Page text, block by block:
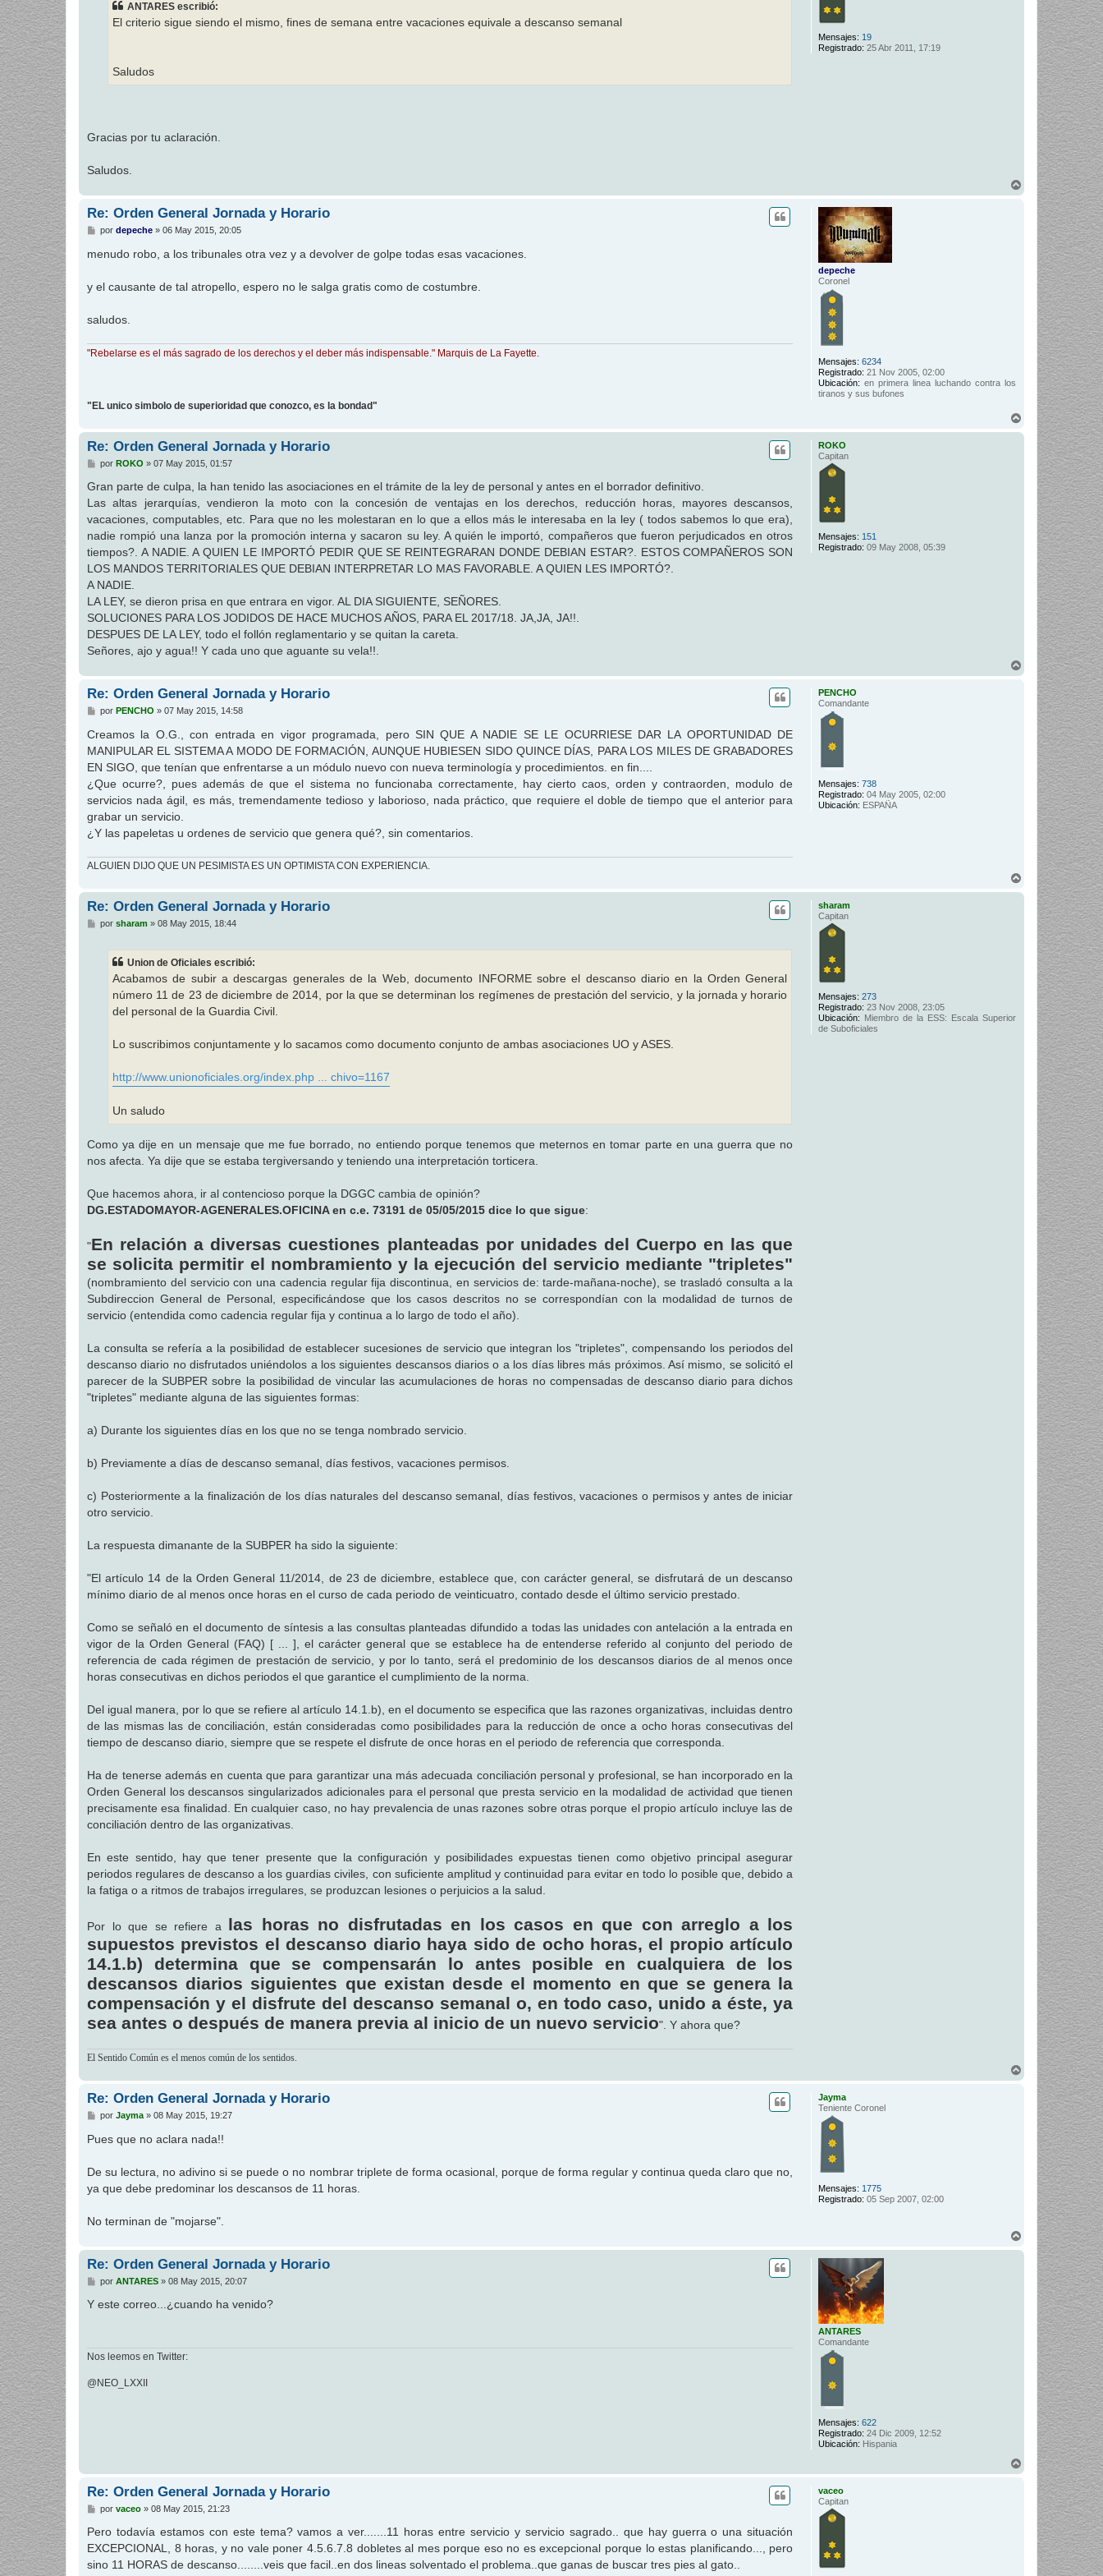
Mensajes: 19
Registrado: 25 Abr 2011, 17:19
ANTARES escribió:
El criterio sigue siendo el mismo, fines de semana entre vacaciones equivale a descanso semanal
Saludos
Gracias por tu aclaración.
Saludos.
depeche
Coronel
Mensajes: 6234
Registrado: 21 Nov 2005, 02:00
Ubicación: en primera linea luchando contra los
tiranos y sus bufones
Re: Orden General Jornada y Horario
M
n
j
e
por depeche» 06 May 2015, 20:05
menudo robo, a los tribunales otra vez y a devolver de golpe todas esas vacaciones.
y el causante de tal atropello, espero no le salga gratis como de costumbre.
saludos.
"Rebelarse es el más sagrado de los derechos y el deber más indispensable." Marquis de La Fayette.
"EL unico simbolo de superioridad que conozco, es la bondad"
ROKO
Capitan
Mensajes: 151
Registrado: 09 May 2008, 05:39
Re: Orden General Jornada y Horario
M
n
a
j
e
por ROKO » 07 May 2015, 01:57
Gran parte de culpa, la han tenido las asociaciones en el trámite de la ley de personal y antes en el borrador definitivo.
Las altas jerarquías, vendieron la moto con la concesión de ventajas en los derechos, reducción horas, mayores descansos,
vacaciones, computables, etc. Para que no les molestaran en lo que a ellos más le interesaba en la ley ( todos sabemos lo que era),
nadie rompió una lanza por la promoción interna y sacaron su ley. A quién le importó, compañeros que fueron perjudicados en otros
tiempos?. A NADIE. A QUIEN LE IMPORTÓ PEDIR QUE SE REINTEGRARAN DONDE DEBIAN ESTAR?. ESTOS COMPAÑEROS SON
LOS MANDOS TERRITORIALES QUE DEBIAN INTERPRETAR LO MAS FAVORABLE. A QUIEN LES IMPORTÓ?.
A NADIE.
LA LEY, se dieron prisa en que entrara en vigor. AL DIA SIGUIENTE, SEÑORES.
SOLUCIONES PARA LOS JODIDOS DE HACE MUCHOS AÑOS, PARA EL 2017/18. JA,JA, JA!!.
DESPUES DE LA LEY, todo el follón reglamentario y se quitan la careta.
Señores, ajo y agua!! Y cada uno que aguante su vela!!.
PENCHO
Comandante
Mensajes: 738
Registrado: 04 May 2005, 02:00
Ubicación: ESPAÑA
Re: Orden General Jornada y Horario
M
n
s
a
j
e
por PENCHO » 07 May 2015, 14:58
Creamos la O.G., con entrada en vigor programada, pero SIN QUE A NADIE SE LE OCURRIESE DAR LA OPORTUNIDAD DE
MANIPULAR EL SISTEMA A MODO DE FORMACIÓN, AUNQUE HUBIESEN SIDO QUINCE DÍAS, PARA LOS MILES DE GRABADORES
EN SIGO, que tenían que enfrentarse a un módulo nuevo con nueva terminología y procedimientos. en fin....
¿Que ocurre?, pues además de que el sistema no funcionaba correctamente, hay cierto caos, orden y contraorden, modulo de
servicios nada ágil, es más, tremendamente tedioso y laborioso, nada práctico, que requiere el doble de tiempo que el anterior para
grabar un servicio.
¿Y las papeletas u ordenes de servicio que genera qué?, sin comentarios.
ALGUIEN DIJO QUE UN PESIMISTA ES UN OPTIMISTA CON EXPERIENCIA.
sharam
Capitan
Mensajes: 273
Registrado: 23 Nov 2008, 23:05
Ubicación: Miembro de la ESS: Escala Superior
de Suboficiales
Re: Orden General Jornada y Horario
M
por sharam » 08 May 2015, 18:44
Union de Oficiales escribió:
Acabamos de subir a descargas generales de la Web, documento INFORME sobre el descanso diario en la Orden General
número 11 de 23 de diciembre de 2014, por la que se determinan los regímenes de prestación del servicio, y la jornada y horario
del personal de la Guardia Civil.
Lo suscribimos conjuntamente y lo sacamos como documento conjunto de ambas asociaciones UO y ASES.
http://www.unionoficiales.org/index.php ... chivo=1167
Un saludo
Como ya dije en un mensaje que me fue borrado, no entiendo porque tenemos que meternos en tomar parte en una guerra que no
nos afecta. Ya dije que se estaba tergiversando y teniendo una interpretación torticera.
Que hacemos ahora, ir al contencioso porque la DGGC cambia de opinión?
DG.ESTADOMAYOR-AGENERALES.OFICINA en c.e. 73191 de 05/05/2015 dice lo que sigue:
"En relación a diversas cuestiones planteadas por unidades del Cuerpo en las que
se solicita permitir el nombramiento y la ejecución del servicio mediante "tripletes"
(nombramiento del servicio con una cadencia regular fija discontinua, en servicios de: tarde-mañana-noche), se trasladó consulta a la
Subdireccion General de Personal, especificándose que los casos descritos no se correspondían con la modalidad de turnos de
servicio (entendida como cadencia regular fija y continua a lo largo de todo el año).
La consulta se refería a la posibilidad de establecer sucesiones de servicio que integran los "tripletes", compensando los periodos del
descanso diario no disfrutados uniéndolos a los siguientes descansos diarios o a los días libres más próximos. Así mismo, se solicitó el
parecer de la SUBPER sobre la posibilidad de vincular las acumulaciones de horas no compensadas de descanso diario para dichos
"tripletes" mediante alguna de las siguientes formas:
a) Durante los siguientes días en los que no se tenga nombrado servicio.
b) Previamente a días de descanso semanal, días festivos, vacaciones permisos.
c) Posteriormente a la finalización de los días naturales del descanso semanal, días festivos, vacaciones o permisos y antes de iniciar
otro servicio.
La respuesta dimanante de la SUBPER ha sido la siguiente:
"El artículo 14 de la Orden General 11/2014, de 23 de diciembre, establece que, con carácter general, se disfrutará de un descanso
mínimo diario de al menos once horas en el curso de cada periodo de veinticuatro, contado desde el último servicio prestado.
Como se señaló en el documento de síntesis a las consultas planteadas difundido a todas las unidades con antelación a la entrada en
vigor de la Orden General (FAQ) [ ... ], el carácter general que se establece ha de entenderse referido al conjunto del periodo de
referencia de cada régimen de prestación de servicio, y por lo tanto, será el predominio de los descansos diarios de al menos once
horas consecutivas en dichos periodos el que garantice el cumplimiento de la norma.
Del igual manera, por lo que se refiere al artículo 14.1.b), en el documento se especifica que las razones organizativas, incluidas dentro
de las mismas las de conciliación, están consideradas como posibilidades para la reducción de once a ocho horas consecutivas del
tiempo de descanso diario, siempre que se respete el disfrute de once horas en el periodo de referencia que corresponda.
Ha de tenerse además en cuenta que para garantizar una más adecuada conciliación personal y profesional, se han incorporado en la
Orden General los descansos singularizados adicionales para el personal que presta servicio en la modalidad de actividad que tienen
precisamente esa finalidad. En cualquier caso, no hay prevalencia de unas razones sobre otras porque el propio artículo incluye las de
conciliación dentro de las organizativas.
En este sentido, hay que tener presente que la configuración y posibilidades expuestas tienen como objetivo principal asegurar
periodos regulares de descanso a los guardias civiles, con suficiente amplitud y continuidad para evitar en todo lo posible que, debido a
la fatiga o a ritmos de trabajos irregulares, se produzcan lesiones o perjuicios a la salud.
Por lo que se refiere a las horas no disfrutadas en los casos en que con arreglo a los
supuestos previstos el descanso diario haya sido de ocho horas, el propio artículo
14.1.b) determina que se compensarán lo antes posible en cualquiera de los
descansos diarios siguientes que existan desde el momento en que se genera la
compensación y el disfrute del descanso semanal o, en todo caso, unido a éste, ya
sea antes o después de manera previa al inicio de un nuevo servicio". Y ahora que?
El Sentido Común es el menos común de los sentidos.
Jayma
Teniente Coronel
Mensajes: 1775
Registrado: 05 Sep 2007, 02:00
Re: Orden General Jornada y Horario
M
n
e
por Jayma» 08 May 2015, 19:27
Pues que no aclara nada!!
De su lectura, no adivino si se puede o no nombrar triplete de forma ocasional, porque de forma regular y continua queda claro que no,
ya que debe predominar los descansos de 11 horas.
No terminan de "mojarse".
ANTARES
Comandante
Mensajes: 622
Registrado: 24 Dic 2009, 12:52
Ubicación: Hispania
Re: Orden General Jornada y Horario
M
n
por ANTARES» 08 May 2015, 20:07
Y este correo...¿cuando ha venido?
Nos leemos en Twitter:
@NEO_LXXII
vaceo
Capitan
Re: Orden General Jornada y Horario
M
n
a
j
e
por vaceo» 08 May 2015, 21:23
Pero todavía estamos con este tema? vamos a ver.......11 horas entre servicio y servicio sagrado.. que hay guerra o una situación
EXCEPCIONAL, 8 horas, y no vale poner 4.5.6.7.8 dobletes al mes porque eso no es excepcional porque lo estas planificando..., pero
sino 11 HORAS de descanso........veis que facil..en dos lineas solventado el problema..que ganas de buscar tres pies al gato..